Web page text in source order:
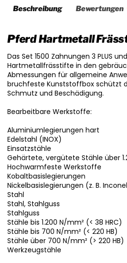
Beschreibung Bewertungen
Pferd Hartmetall
Das Set 1500 Zahnungen 3 PLUS
Hartmetallfrässtifte in den
Abmessungen für allgemeine
bruchfeste Kunststoffbox schützt
Schmutz und Beschädigung.
Bearbeitbare Werkstoffe:
Aluminiumlegierungen hart
Edelstahl (INOX)
Einsatzstähle
Gehärtete, vergütete Stähle über
Hochwarmfeste Werkstoffe
Kobaltbasislegierungen
Nickelbasislegierungen (z. B.
Stahl
Stahl, Stahlguss
Stahlguss
Stähle bis 1.200 N/mm² (< 38 HRC)
Stähle bis 700 N/mm² (< 220 HB)
Stähle über 700 N/mm² (> 220 HB)
Werkzeugstähle